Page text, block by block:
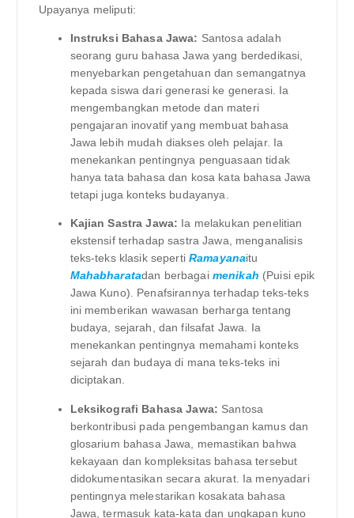
Upayanya meliputi:
Instruksi Bahasa Jawa: Santosa adalah
seorang guru bahasa Jawa yang berdedikasi,
menyebarkan pengetahuan dan semangatnya
kepada siswa dari generasi ke generasi. Ia
mengembangkan metode dan materi
pengajaran inovatif yang membuat bahasa
Jawa lebih mudah diakses oleh pelajar. Ia
menekankan pentingnya penguasaan tidak
hanya tata bahasa dan kosa kata bahasa Jawa
tetapi juga konteks budayanya.
Kajian Sastra Jawa: Ia melakukan penelitian
ekstensif terhadap sastra Jawa, menganalisis
teks-teks klasik sepertiRamayanaitu
Mahabharatadan berbagai menikah (Puisi epik
Jawa Kuno). Penafsirannya terhadap teks-teks
ini memberikan wawasan berharga tentang
budaya, sejarah, dan filsafat Jawa. Ia
menekankan pentingnya memahami konteks
sejarah dan budaya di mana teks-teks ini
diciptakan.
Leksikografi Bahasa Jawa: Santosa
berkontribusi pada pengembangan kamus dan
glosarium bahasa Jawa, memastikan bahwa
kekayaan dan kompleksitas bahasa tersebut
didokumentasikan secara akurat. Ia menyadari
pentingnya melestarikan kosakata bahasa
Jawa, termasuk kata-kata dan ungkapan kuno